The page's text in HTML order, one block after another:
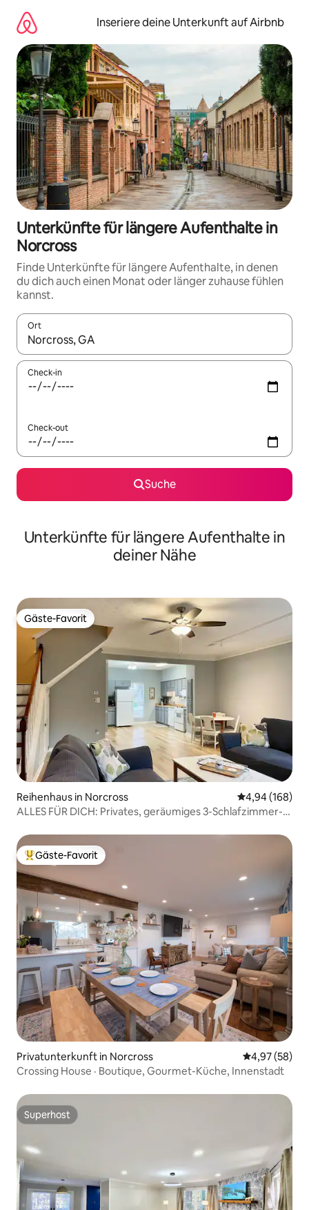
Inhalten
springen
Inseriere deine Unterkunft auf Airbnb
Unterkünfte für längere Aufenthalte in
Norcross
Finde Unterkünfte für längere Aufenthalte, in denen
du dich auch einen Monat oder länger zuhause fühlen
kannst.
Ort
Wenn Ergebnisse verfügbar sind, navigiere mit den
Check-in
Check-out
Suche
Unterkünfte für längere Aufenthalte in
deiner Nähe
Gäste-Favorit
Gäste-Favorit
Reihenhaus in Norcross
4,94 (168)
ALLES FÜR DICH: Privates, geräumiges 3-Schlafzimmer-
Beliebter Gäste-Favorit.
Gäste-Favorit
Privatunterkunft in Norcross
4,97 (58)
Crossing House · Boutique, Gourmet-Küche, Innenstadt
Superhost
Superhost